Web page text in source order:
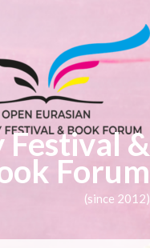
Festival &
Forum
(since 2012)